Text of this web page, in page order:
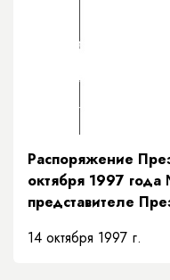
Распоряжение
октября 1997
представителе
14 октября 1997 г.